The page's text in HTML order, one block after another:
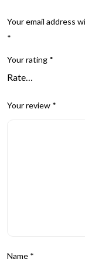
Your email address
*
Your rating *
Your review *
Name *